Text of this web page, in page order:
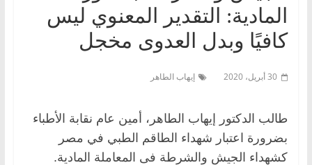
المادية: التقدير المعنوي ليس
كافيًا وبدل العدوى مخجل
30 أبريل، 2020 إيهاب الطاهر
طالب الدكتور إيهاب الطاهر، أمين عام نقابة الأطباء
بضرورة اعتبار شهداء الطاقم الطبي في مصر
كشهداء الجيش والشرطة فى المعاملة المادية.